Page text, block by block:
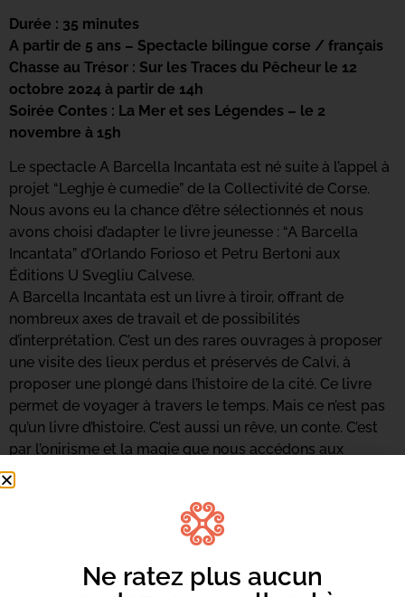
Durée : 35 minutes
A partir de 5 ans – Spectacle bilingue corse / français
Chasse au Trésor : Sur les Traces du Pêcheur le 12
octobre 2024 à partir de 14h
Soirée Contes : La Mer et ses Légendes – le 2
novembre à 15h
Le spectacle A Barcella Incantata est né suite à l’appel à
projet “Leghje è cumedie” de la Collectivité de Corse.
Nous avons eu la chance d’être sélectionnés et nous
avons choisi d’adapter le livre jeunesse : “A Barcella
Incantata” d’Orlando Forioso et Petru Bertoni aux
Éditions U Svegliu Calvese.
A Barcella Incantata est un livre à tiroir, offrant de
nombreux axes de travail et de possibilités
d’interprétation. C’est un des rares ouvrages à proposer
une visite des lieux perdus et préservés de Calvi, à
proposer une plongé dans l’histoire de la cité. Ce livre
permet de voyager à travers le temps. Mais ce n’est pas
qu’un livre d’histoire. C’est aussi un rêve, un conte. C’est
par l’onirisme et la magie que nous accédons aux
carrughji de Calvi et que nous en faisons un lieu de
voyage, un lieu de rencontre, d’échange et d’ouverture,
un lieu de départ vers d’autres horizons.
Ghjè què chì vulemu prupone : Un viaghju
Ne ratez plus aucun